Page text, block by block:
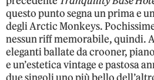
questo punto segna un prima e
degli Arctic Monkeys.
nessun riff memorabile, quindi.
eleganti ballate da crooner,
e un’estetica vintage e pastosa